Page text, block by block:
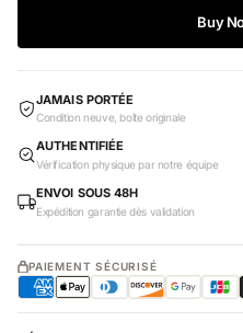
JAMAIS PORTÉE
Condition neuve, boîte originale
AUTHENTIFIÉE
Vérification physique par notre équipe
ENVOI SOUS 48H
Expédition garantie dès validation
PAIEMENT SÉCURISÉ